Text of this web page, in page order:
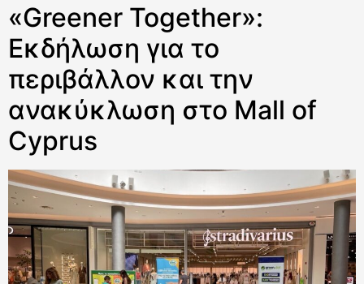
«Greener Together»:
Εκδήλωση για το
περιβάλλον και την
ανακύκλωση στο Mall of
Cyprus